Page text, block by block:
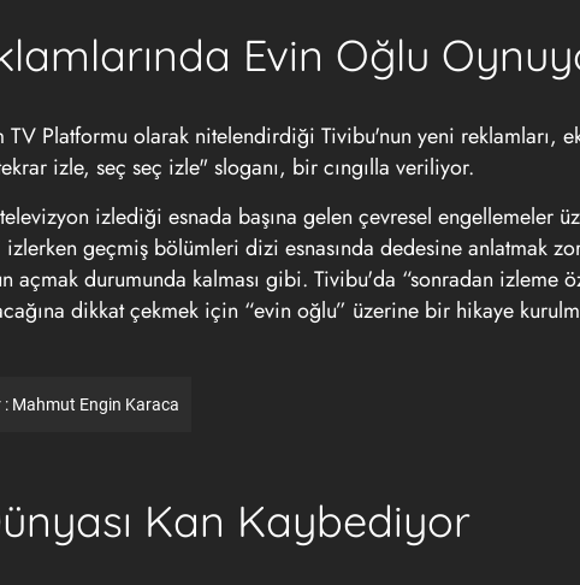
Evin Oğlu
Platformu olarak nitelendirdiği Tivibu'nun yeni reklamları,
izle, seç seç izle" sloganı, bir cıngılla veriliyor.
izlediği esnada başına gelen çevresel engellemeler
geçmiş bölümleri dizi esnasında dedesine anlatmak
açmak durumunda kalması gibi. Tivibu'da “sonradan izleme
dikkat çekmek için “evin oğlu” üzerine bir hikaye
: Mahmut Engin Karaca
Kan Kaybediyor